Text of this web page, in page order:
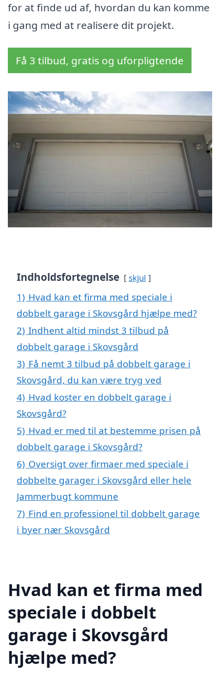
for at finde ud af, hvordan du kan komme
i gang med at realisere dit projekt.
Få 3 tilbud, gratis og uforpligtende
Indholdsfortegnelse skjul
1) Hvad kan et firma med speciale i
dobbelt garage i Skovsgård hjælpe med?
2) Indhent altid mindst 3 tilbud på
dobbelt garage i Skovsgård
3) Få nemt 3 tilbud på dobbelt garage i
Skovsgård, du kan være tryg ved
4) Hvad koster en dobbelt garage i
Skovsgård?
5) Hvad er med til at bestemme prisen på
dobbelt garage i Skovsgård?
6) Oversigt over firmaer med speciale i
dobbelte garager i Skovsgård eller hele
Jammerbugt kommune
7) Find en professionel til dobbelt garage
i byer nær Skovsgård
Hvad kan et firma med
speciale i dobbelt
garage i Skovsgård
hjælpe med?